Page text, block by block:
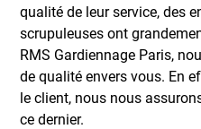
qualité de leur service, des
scrupuleuses ont
RMS Gardiennage Paris,
de qualité envers vous. En
le client, nous nous
ce dernier.